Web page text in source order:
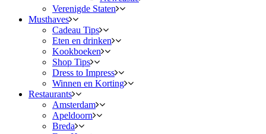
Verenigde Staten
Musthaves
Cadeau Tips
Eten en drinken
Kookboeken
Shop Tips
Dress to Impress
Winnen en Korting
Restaurants
Amsterdam
Apeldoorn
Breda